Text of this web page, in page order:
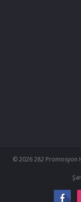
© 2026 282